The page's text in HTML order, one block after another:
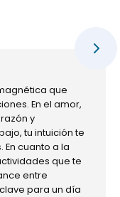
que
En el amor,
y
tu intuición te
cuanto a la
que te
entre
para un día